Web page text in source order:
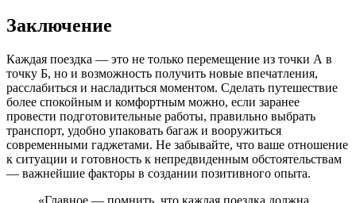
Заключение
Каждая поездка — это не только перемещение из точки А в
точку Б, но и возможность получить новые впечатления,
расслабиться и насладиться моментом. Сделать путешествие
более спокойным и комфортным можно, если заранее
провести подготовительные работы, правильно выбрать
транспорт, удобно упаковать багаж и вооружиться
современными гаджетами. Не забывайте, что ваше отношение
к ситуации и готовность к непредвиденным обстоятельствам
— важнейшие факторы в создании позитивного опыта.